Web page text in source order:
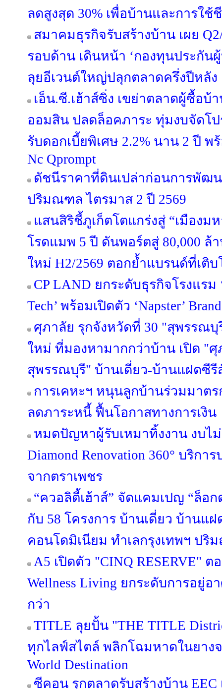
ลดสูงสุด 30% เพื่อบ้านและการใ
สมาคมธุรกิจรับสร้างบ้าน เผย
รอบด้าน เดินหน้า ‘กองทุนประกัน
ลุยอีเวนต์ใหญ่ปลุกตลาดครึ่งปีหลัง
เอ็น.ซี.เฮ้าส์ซิ่ง เขย่าตลาดผู้ซื้อบ้
ออมสิน ปลดล็อคภาระ ทุ่มงบจัดโ
รับดอกเบี้ยพิเศษ 2.2% นาน 2 ปี พ
Nc Qprompt
ดัชนีราคาที่ดินเปล่าก่อนการพัฒน
ปริมณฑล ไตรมาส 2 ปี 2569
แสนสิริชี้ภูเก็ตโตแกร่งสู่ “เมืองม
โรดแมพ 5 ปี ดันพอร์ตสู่ 80,000 ล้
ใหม่ H2/2569 ตอกย้ำแบรนด์ที่เติ
CP LAND ยกระดับธุรกิจโรงแรม
Tech’ พร้อมเปิดตัว ‘Napster’
ศุภาลัย รุกจังหวัดที่ 30 "สุพรรณบุ
ใหม่ ที่มองหามากกว่าบ้าน เปิด "
สุพรรณบุรี" บ้านเดี่ยว-บ้านแฝดซีรี
การเคหะฯ หนุนลูกบ้านร่วมมาต
ลดภาระหนี้ ฟื้นโอกาสทางการเงิน
หมดปัญหาผู้รับเหมาทิ้งงาน งบไ
Diamond Renovation 360° บริกา
จากตราเพชร
“ควอลิตี้เฮ้าส์” จัดแคมเปญ “ล็อ
กับ 58 โครงการ บ้านเดี่ยว บ้านแ
คอนโดมิเนียม ทำเลกรุงเทพฯ ปริ
A5 เปิดตัว "CINQ RESERVE"
Wellness Living ยกระดับการอยู่
กว่า
TITLE ลุยปั้น "THE TITLE
ทุกไลฟ์สไตล์ พลิกโฉมหาดในยางจ
World Destination
ซีคอน รุกตลาดรับสร้างบ้าน EEC